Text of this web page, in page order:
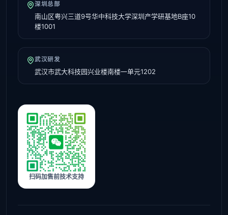
深圳总部
南山区粤兴三道9号华中科技大学深圳产学研基地B座10
楼1001
武汉研发
武汉市武大科技园兴业楼南楼一单元1202
扫码加售前技术支持